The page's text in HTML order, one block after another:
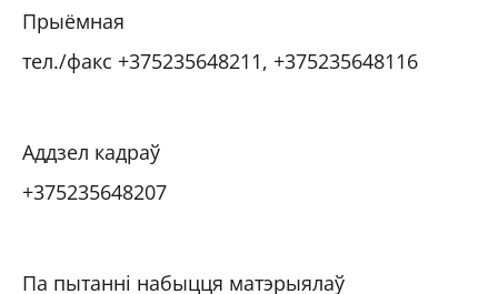
Прыёмная
тел./факс +375235648211, +375235648116
Аддзел кадраў
+375235648207
Па пытанні набыцця матэрыялаў